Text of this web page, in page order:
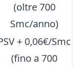
(oltre 700
Smc/anno)
+ 0,06€/Smc
(fino a 700